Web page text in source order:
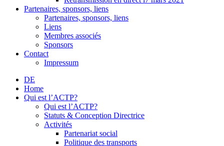
Partenaires, sponsors, liens
Partenaires, sponsors, liens
Liens
Membres associés
Sponsors
Contact
Impressum
DE
Home
Qui est l’ACTP?
Qui est l’ACTP?
Statuts & Conception Directrice
Activités
Partenariat social
Politique des transports